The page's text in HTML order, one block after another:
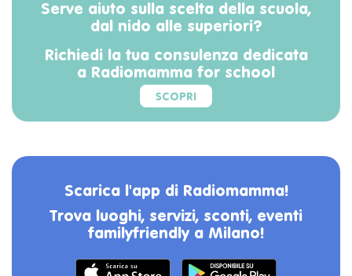
Serve aiuto sulla scelta della scuola,
dal nido alle superiori?
Richiedi la tua consulenza dedicata
a Radiomamma for school
SCOPRI
Scarica l'app di Radiomamma!
Trova luoghi, servizi, sconti, eventi
familyfriendly a Milano!